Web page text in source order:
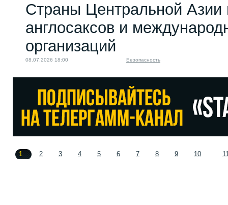
Страны Центральной Азии
англосаксов и
организаций
08.07.2026 18:00 Безопасность
1 2 3 4 5 6 7 8 9 10